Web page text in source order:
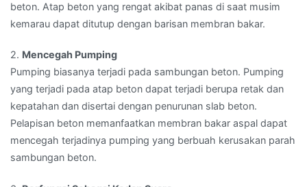
beton. Atap beton yang rengat akibat panas di saat musim
kemarau dapat ditutup dengan barisan membran bakar.
2. Mencegah Pumping
Pumping biasanya terjadi pada sambungan beton. Pumping
yang terjadi pada atap beton dapat terjadi berupa retak dan
kepatahan dan disertai dengan penurunan slab beton.
Pelapisan beton memanfaatkan membran bakar aspal dapat
mencegah terjadinya pumping yang berbuah kerusakan parah
sambungan beton.